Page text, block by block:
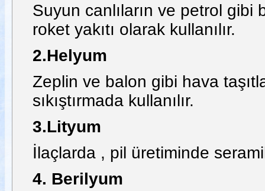
Suyun canlıların ve petrol gibi
roket yakıtı olarak kullanılır.
2.Helyum
Zeplin ve balon gibi hava
sıkıştırmada kullanılır.
3.Lityum
İlaçlarda , pil üretiminde
4. Berilyum